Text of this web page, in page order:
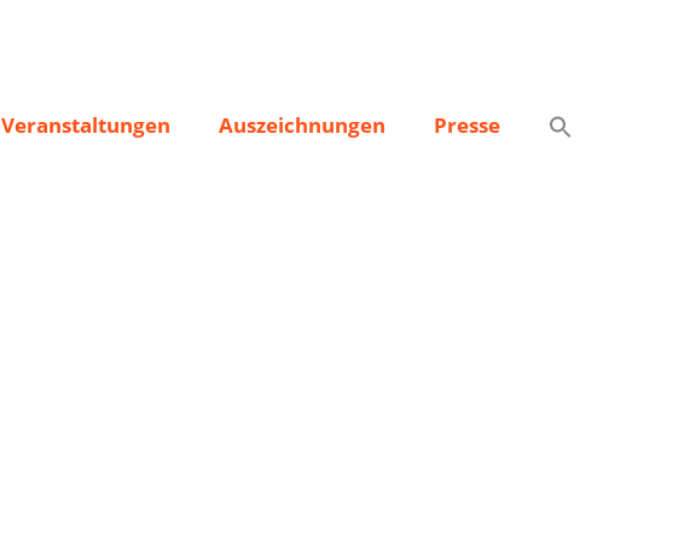
Veranstaltungen Auszeichnungen Presse